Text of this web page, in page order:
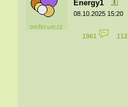
Energy1
08.10.2025 15:20
1961 112